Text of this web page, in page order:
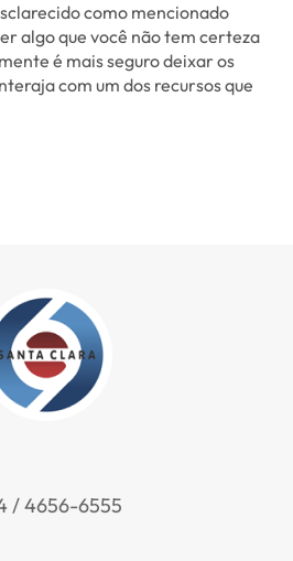
como mencionado
algo que você não tem certeza
é mais seguro deixar os
com um dos recursos que
/ 4656-6555